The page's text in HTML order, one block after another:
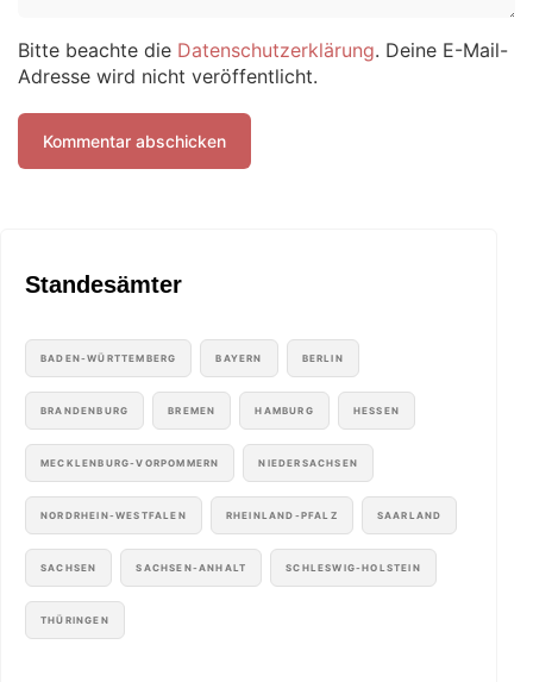
Bitte beachte die Datenschutzerklärung. Deine E-Mail-
Adresse wird nicht veröffentlicht.
Standesämter
BADEN-WÜRTTEMBERG BAYERN BERLIN
BRANDENBURG BREMEN HAMBURG HESSEN
MECKLENBURG-VORPOMMERN NIEDERSACHSEN
NORDRHEIN-WESTFALEN RHEINLAND-PFALZ SAARLAND
SACHSEN SACHSEN-ANHALT SCHLESWIG-HOLSTEIN
THÜRINGEN